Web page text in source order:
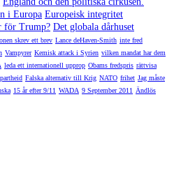
i Europa Europeisk integritet
för Trump? Det globala dårhuset
skrev ett brev Lance deHaven-Smith inte fred
Vampyrer Kemisk attack i Syrien vilken mandat har dem
leda ett internationell upprop Obams fredspris rättvisa
Falska alternativ till Krig NATO frihet Jag måste
15 år efter 9/11 WADA 9 September 2011 Ändlös